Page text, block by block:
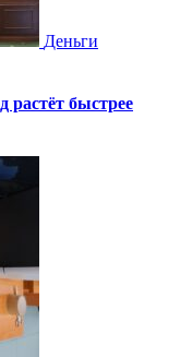
Деньги
растёт быстрее